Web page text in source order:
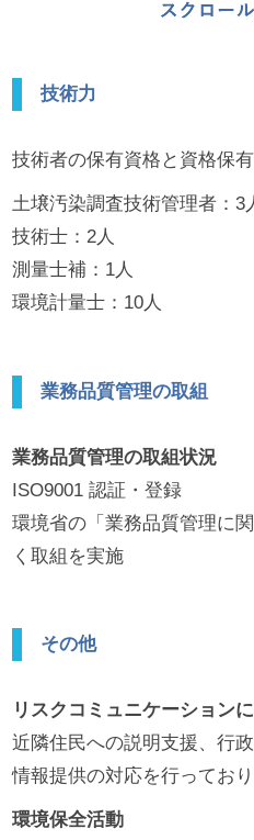
技術力
技術者の保有資格と資格保
土壌汚染調査技術管理者：3
技術士：2人
測量士補：1人
環境計量士：10人
業務品質管理の取組
業務品質管理の取組状況
ISO9001 認証・登録
環境省の「業務品質管理に
く取組を実施
その他
リスクコミュニケーション
近隣住民への説明支援、行
情報提供の対応を行っており
環境保全活動